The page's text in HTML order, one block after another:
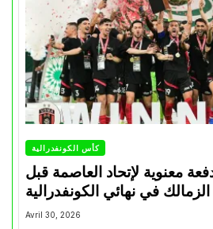
كأس الكونفدرالية
معنوية لإتحاد العاصمة قبل
في نهائي الكونفدرالية
Avril 30, 2026